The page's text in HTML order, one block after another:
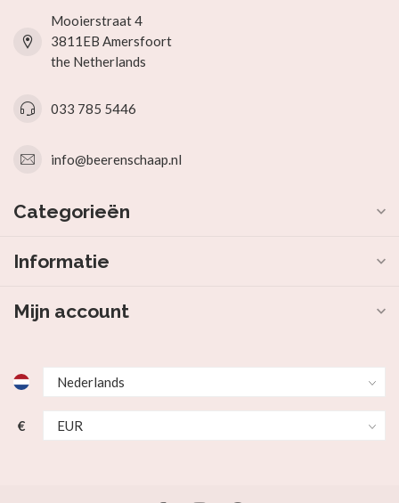
Mooierstraat 4
3811EB Amersfoort
the Netherlands
033 785 5446
info@beerenschaap.nl
Categorieën
Informatie
Mijn account
€